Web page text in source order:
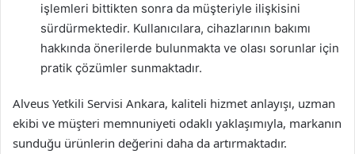
işlemleri bittikten sonra da müşteriyle ilişkisini
sürdürmektedir. Kullanıcılara, cihazlarının bakımı
hakkında önerilerde bulunmakta ve olası sorunlar için
pratik çözümler sunmaktadır.
Alveus Yetkili Servisi Ankara, kaliteli hizmet anlayışı, uzman
ekibi ve müşteri memnuniyeti odaklı yaklaşımıyla, markanın
sunduğu ürünlerin değerini daha da artırmaktadır.